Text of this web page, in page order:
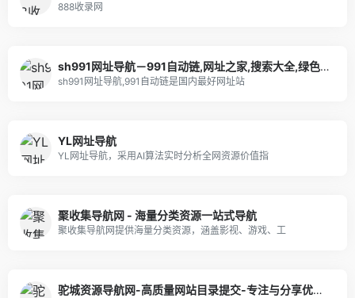
888收录网
sh991网址导航－991自动链,网址之家,搜索大全,绿色,快速,安全的专业导航站
sh991网址导航,991自动链是国内最好网址站
YL网址导航
YL网址导航，采用AI算法实时分析全网资源价值指
聚收集导航网 - 海量分类资源一站式导航
聚收集导航网提供海量分类资源，涵盖影视、游戏、工
驼城资源导航网-高质量网站目录提交-专注与分享优质网站